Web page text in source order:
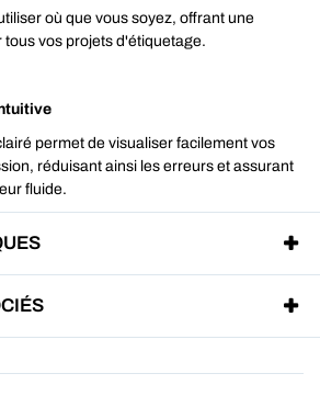
où que vous soyez, offrant une
vos projets d'étiquetage.
permet de visualiser facilement vos
réduisant ainsi les erreurs et assurant
fluide.